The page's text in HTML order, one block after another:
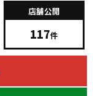
店舗公開
117件